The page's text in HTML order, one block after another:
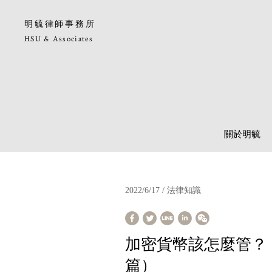
明毓律師事務所
HSU & Associates
關於明毓
2022/6/17 / 法律知識
加密貨幣該怎麼管
篇）